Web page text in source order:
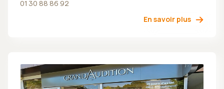
01 30 88 86 92
En savoir plus